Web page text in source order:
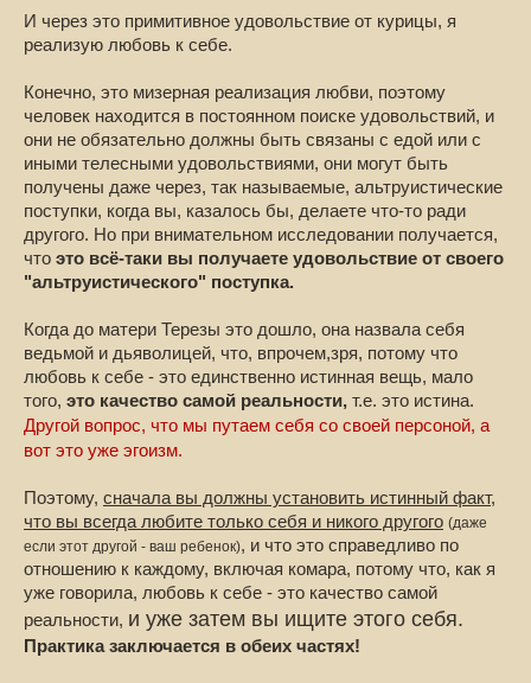
И через это примитивное удовольствие от курицы, я
реализую любовь к себе.
Конечно, это мизерная реализация любви, поэтому
человек находится в постоянном поиске удовольствий, и
они не обязательно должны быть связаны с едой или с
иными телесными удовольствиями, они могут быть
получены даже через, так называемые, альтруистические
поступки, когда вы, казалось бы, делаете что-то ради
другого. Но при внимательном исследовании получается,
что это всё-таки вы получаете удовольствие от своего
"альтруистического" поступка.
Когда до матери Терезы это дошло, она назвала себя
ведьмой и дьяволицей, что, впрочем,зря, потому что
любовь к себе - это единственно истинная вещь, мало
того, это качество самой реальности, т.е. это истина.
Другой вопрос, что мы путаем себя со своей персоной, а
вот это уже эгоизм.
Поэтому, сначала вы должны установить истинный факт,
что вы всегда любите только себя и никого другого (даже
если этот другой - ваш ребенок), и что это справедливо по
отношению к каждому, включая комара, потому что, как я
уже говорила, любовь к себе - это качество самой
реальности, и уже затем вы ищите этого себя.
Практика заключается в обеих частях!